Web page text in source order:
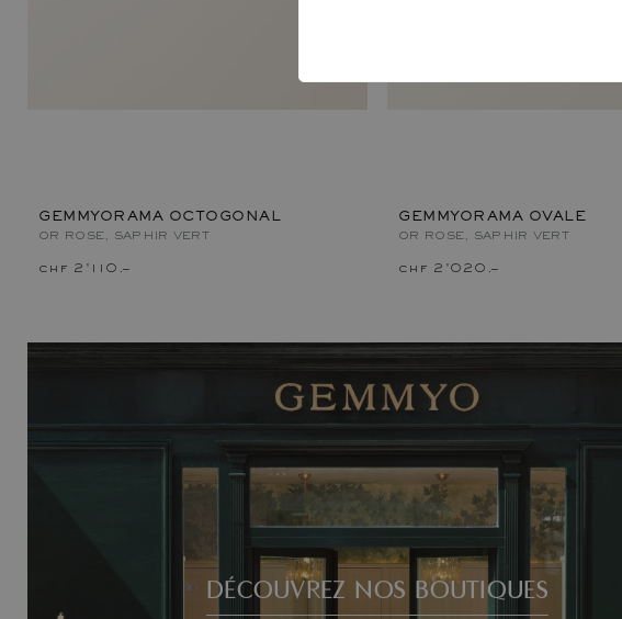
GEMMYORAMA OCTOGONAL
OR ROSE, SAPHIR VERT
chf 2'110.–
GEMMYORAMA OVALE
OR ROSE, SAPHIR VERT
chf 2'020.–
DÉCOUVREZ NOS BOUTIQUES